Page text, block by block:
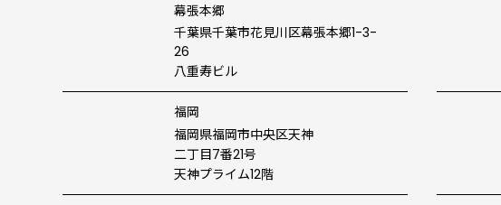
幕張本郷
千葉県千葉市花見川区幕張本郷1-3-
26
八重寿ビル
福岡
福岡県福岡市中央区天神
二丁目7番21号
天神プライム12階